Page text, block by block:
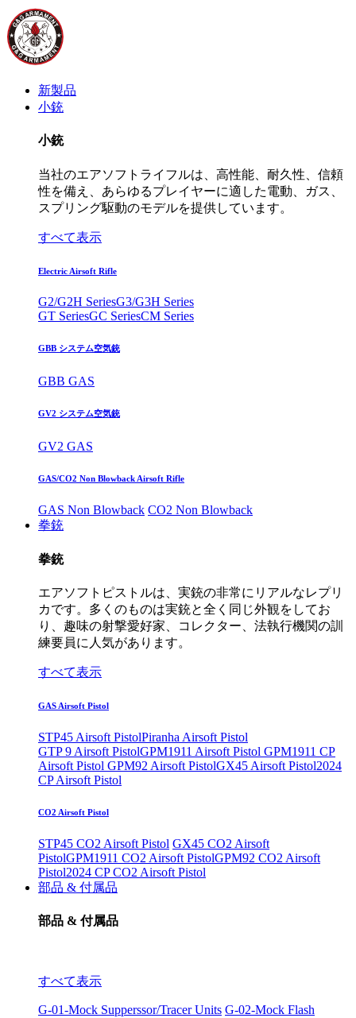
新製品
小銃
小銃
当社のエアソフトライフルは、高性能、耐久性、信頼
性を備え、あらゆるプレイヤーに適した電動、ガス、
スプリング駆動のモデルを提供しています。
すべて表示
Electric Airsoft Rifle
G2/G2H SeriesG3/G3H Series
GT SeriesGC SeriesCM Series
GBB システム空気銃
GBB GAS
GV2 システム空気銃
GV2 GAS
GAS/CO2 Non Blowback Airsoft Rifle
GAS Non Blowback CO2 Non Blowback
拳銃
拳銃
エアソフトピストルは、実銃の非常にリアルなレプリ
カです。多くのものは実銃と全く同じ外観をしてお
り、趣味の射撃愛好家、コレクター、法執行機関の訓
練要員に人気があります。
すべて表示
GAS Airsoft Pistol
STP45 Airsoft PistolPiranha Airsoft Pistol
GTP 9 Airsoft PistolGPM1911 Airsoft Pistol GPM1911 CP
Airsoft Pistol GPM92 Airsoft PistolGX45 Airsoft Pistol2024
CP Airsoft Pistol
CO2 Airsoft Pistol
STP45 CO2 Airsoft Pistol GX45 CO2 Airsoft
PistolGPM1911 CO2 Airsoft PistolGPM92 CO2 Airsoft
Pistol2024 CP CO2 Airsoft Pistol
部品 & 付属品
部品 & 付属品
すべて表示
G-01-Mock Supperssor/Tracer Units G-02-Mock Flash